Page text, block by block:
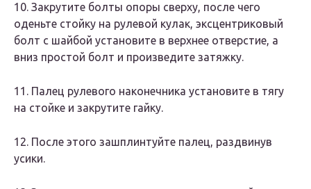
10. Закрутите болты опоры сверху, после чего
оденьте стойку на рулевой кулак, эксцентриковый
болт с шайбой установите в верхнее отверстие, а
вниз простой болт и произведите затяжку.
11. Палец рулевого наконечника установите в тягу
на стойке и закрутите гайку.
12. После этого зашплинтуйте палец, раздвинув
усики.